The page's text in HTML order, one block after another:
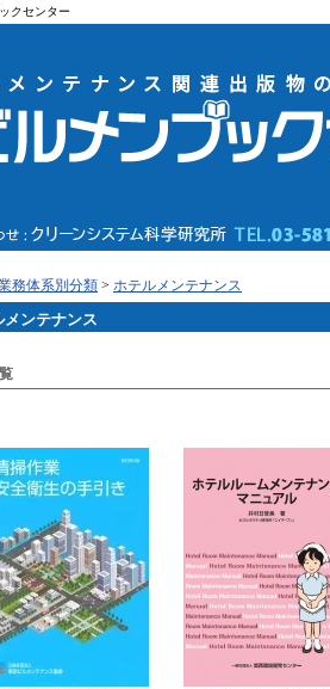
クセンター
務体系別分類 > ホテルメンテナンス
メンテナンス